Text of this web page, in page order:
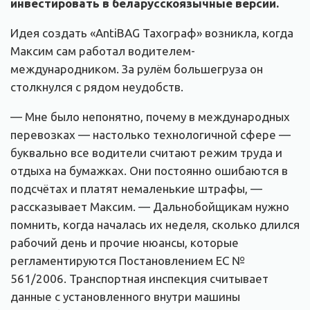
инвестировать в беларусскоязычные версии.
Идея создать «AntiBAG Тахограф» возникла, когда
Максим сам работал водителем-
международником. За рулём большегруза он
столкнулся с рядом неудобств.
— Мне было непонятно, почему в международных
перевозках — настолько технологичной сфере —
буквально все водители считают режим труда и
отдыха на бумажках. Они постоянно ошибаются в
подсчётах и платят немаленькие штрафы, —
рассказывает Максим. — Дальнобойщикам нужно
помнить, когда началась их неделя, сколько длился
рабочий день и прочие нюансы, которые
регламентируются Постановлением ЕС №
561/2006. Транспортная инспекция считывает
данные с установленного внутри машины